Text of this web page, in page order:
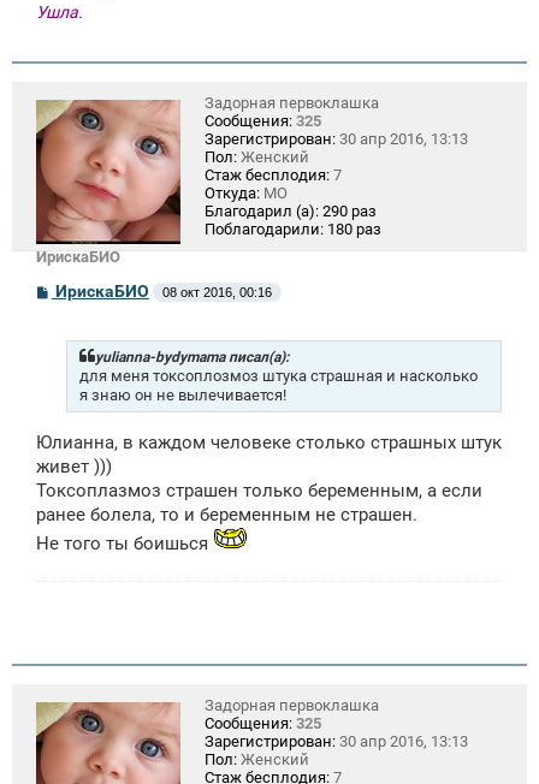
Ушла.
ИрискаБИО
Задорная первоклашка
Сообщения: 325
Зарегистрирован: 30 апр 2016, 13:13
Пол: Женский
Стаж бесплодия: 7
Откуда: МО
Благодарил (а): 290 раз
Поблагодарили: 180 раз
С
о
ИрискаБИО 08 окт 2016, 00:16
yulianna-bydymama писал(а):
для меня токсоплозмоз штука страшная и насколько
я знаю он не вылечивается!
Юлианна, в каждом человеке столько страшных штук
живет )))
Токсоплазмоз страшен только беременным, а если
ранее болела, то и беременным не страшен.
Не того ты боишься
Задорная первоклашка
Сообщения: 325
Зарегистрирован: 30 апр 2016, 13:13
Пол: Женский
Стаж бесплодия: 7